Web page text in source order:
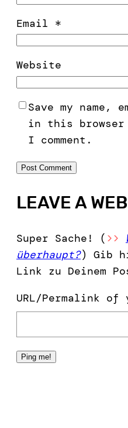
Email *
Website
Save my name,
in this
I comment.
LEAVE A
Super Sache! ( >>
überhaupt?) Gib
Link zu Deinem
URL/Permalink